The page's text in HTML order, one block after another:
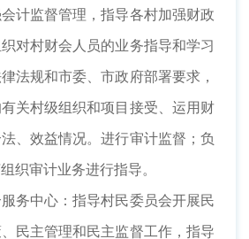
计监督管理，指导各村加强财政
对村财会人员的业务指导和学习
法规和市委、市政府部署要求，
关村级组织和项目接受、运用财
、效益情况。进行审计监督；负
织审计业务进行指导。
中心：指导村民委员会开展民
民主管理和民主监督工作，指导